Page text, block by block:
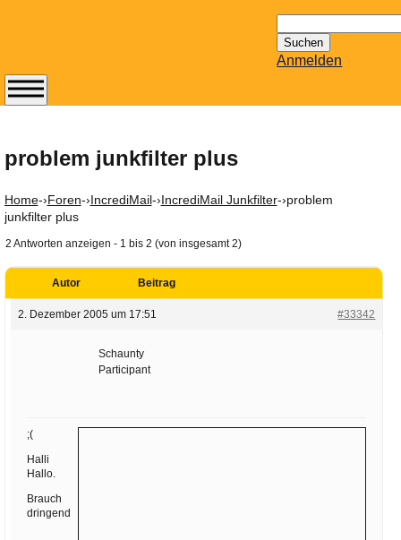
nach:
Anmelden
problem junkfilter plus
Home-›Foren-›IncrediMail-›IncrediMail Junkfilter-›problem
junkfilter plus
2 Antworten anzeigen - 1 bis 2 (von insgesamt 2)
Autor Beitrag
2. Dezember 2005 um 17:51 #33342
Schaunty
Participant
;(
Halli
Hallo.
Brauch
dringend
Abonnieren Sie den
erscheinenden
Newsletter von
Mailhilfe.de
kostenlos.
Der ständig aktuelle
Email für Sie
bereithält!
Wie z.B. Outlook,
oder auch
KuNoMail, usw.
Adresse:
E-Mail
E-Mail bestätigen